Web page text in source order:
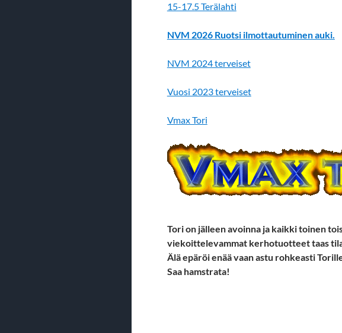
15-17.5 Terälahti
NVM 2026 Ruotsi ilmottautuminen auki.
NVM 2024 terveiset
Vuosi 2023 terveiset
Vmax Tori
Tori on jälleen avoinna ja kaikki toinen
viekoittelevammat kerhotuotteet taas
Älä epäröi enää vaan astu rohkeasti
Saa hamstrata!